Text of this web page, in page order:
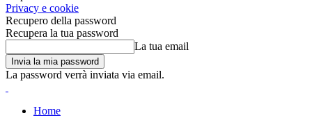
Privacy e cookie
Recupero della password
Recupera la tua password
La tua email
La password verrà inviata via email.
Home